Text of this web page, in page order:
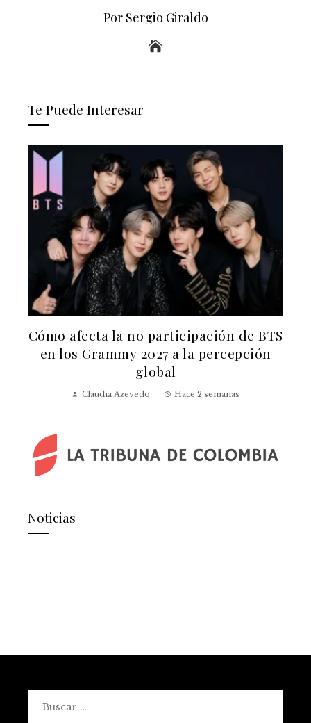
Por Sergio Giraldo
Te Puede Interesar
Cómo afecta la no participación de BTS
en los Grammy 2027 a la percepción
global
Claudia Azevedo Hace 2 semanas
Noticias